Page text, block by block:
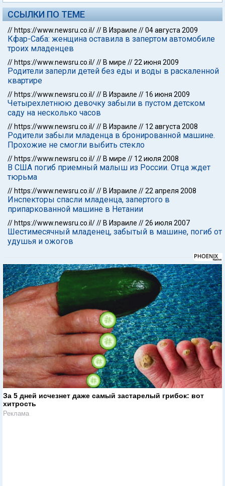
ССЫЛКИ ПО ТЕМЕ
// https://www.newsru.co.il/// В Израиле //04 августа 2009
Кфар-Саба: женщина оставила в запертом автомобиле
троих младенцев
// https://www.newsru.co.il/// В мире //22 июня 2009
Родители заперли детей без еды и воды в раскаленной
квартире
// https://www.newsru.co.il/// В Израиле // 16 июня 2009
Четырехлетнюю девочку забыли в пустом детском
саду на несколько часов
// https://www.newsru.co.il/// В Израиле // 12 августа 2008
Родители забыли младенца в бронированной машине.
Прохожие не смогли выбить стекло
// https://www.newsru.co.il/// В мире // 12 июля 2008
В США погиб приемный малыш из России. Отца ждет
тюрьма
// https://www.newsru.co.il/// В Израиле //22 апреля 2008
Инспекторы спасли младенца, запертого в
припаркованной машине в Нетании
// https://www.newsru.co.il/// В Израиле //26 июля 2007
Шестимесячный младенец, забытый в машине, погиб от
удушья и ожогов
За 5 дней исчезнет даже самый застарелый грибок: вот
хитрость
Реклама